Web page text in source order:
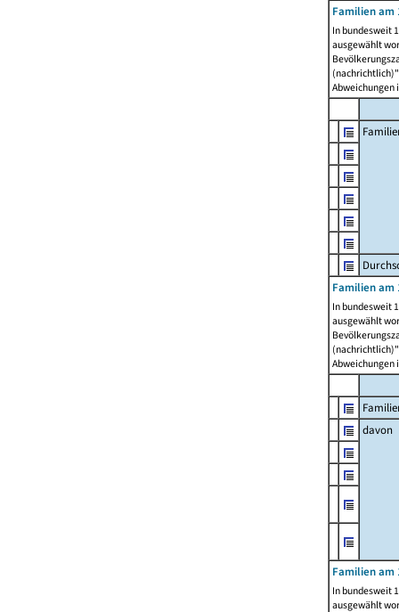
Familien am
In bundesweit
ausgewählt
Abweichungen
Familien am
In bundesweit
ausgewählt
Abweichungen
davon
Familien am
In bundesweit
ausgewählt